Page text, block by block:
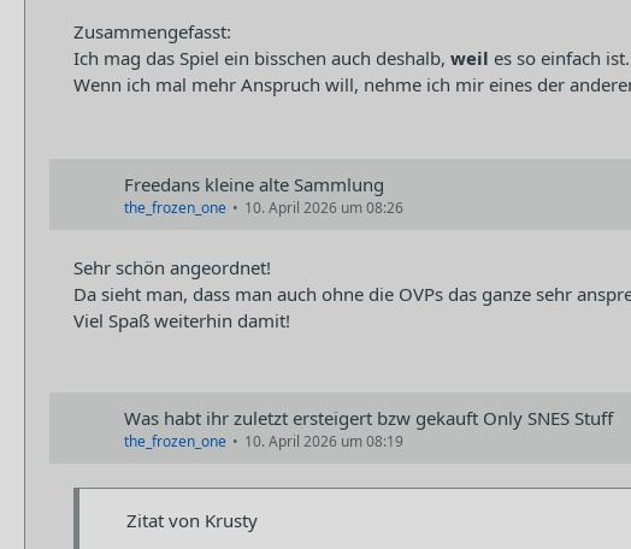
Zusammengefasst:
Ich mag das Spiel ein bisschen auch deshalb, weil es so einfach ist.
Wenn ich mal mehr Anspruch will, nehme ich mir eines der
Freedans kleine alte Sammlung
the_frozen_one 10. April 2026 um 08:26
Sehr schön angeordnet!
Da sieht man, dass man auch ohne die OVPs das ganze sehr
Viel Spaß weiterhin damit!
Was habt ihr zuletzt ersteigert bzw gekauft Only SNES Stuff
the_frozen_one 10. April 2026 um 08:19
Zitat von Krusty